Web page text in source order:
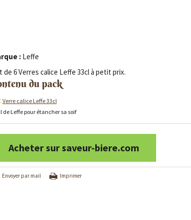
: Leffe
de 6 Verres calice Leffe 33cl à petit prix.
du pack
Verre calice Leffe 33cl
de Leffe pour étancher sa soif
Acheter sur saveur-biere.com
Envoyer par mail Imprimer